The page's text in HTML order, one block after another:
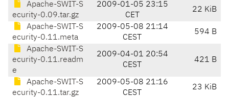
Apache-SWIT-S
ecurity-0.09.tar.gz
2009-01-05 23:15
CET
22 KiB
Apache-SWIT-S
ecurity-0.11.meta
2009-05-08 21:14
CEST
594 B
Apache-SWIT-S
ecurity-0.11.readm
e
2009-04-01 20:54
CEST
421 B
Apache-SWIT-S
ecurity-0.11.tar.gz
2009-05-08 21:16
CEST
23 KiB